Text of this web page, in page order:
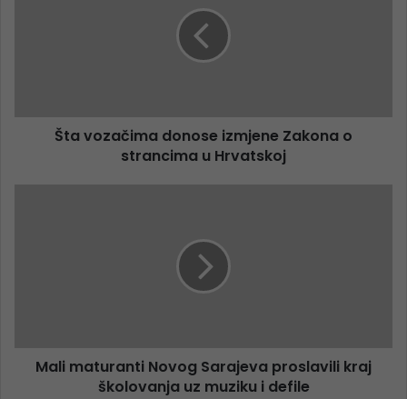
Šta vozačima donose izmjene Zakona o
strancima u Hrvatskoj
Mali maturanti Novog Sarajeva proslavili kraj
školovanja uz muziku i defile